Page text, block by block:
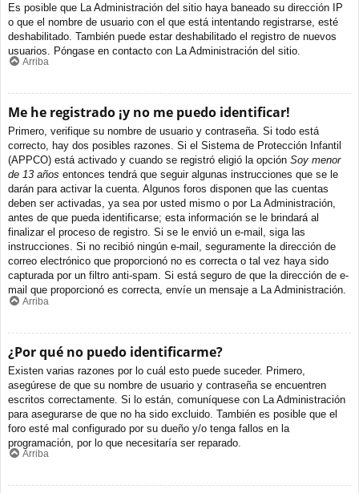
Es posible que La Administración del sitio haya baneado su dirección IP
o que el nombre de usuario con el que está intentando registrarse, esté
deshabilitado. También puede estar deshabilitado el registro de nuevos
usuarios. Póngase en contacto con La Administración del sitio.
Arriba
Me he registrado ¡y no me puedo identificar!
Primero, verifique su nombre de usuario y contraseña. Si todo está
correcto, hay dos posibles razones. Si el Sistema de Protección Infantil
(APPCO) está activado y cuando se registró eligió la opción Soy menor
de 13 años entonces tendrá que seguir algunas instrucciones que se le
darán para activar la cuenta. Algunos foros disponen que las cuentas
deben ser activadas, ya sea por usted mismo o por La Administración,
antes de que pueda identificarse; esta información se le brindará al
finalizar el proceso de registro. Si se le envió un e-mail, siga las
instrucciones. Si no recibió ningún e-mail, seguramente la dirección de
correo electrónico que proporcionó no es correcta o tal vez haya sido
capturada por un filtro anti-spam. Si está seguro de que la dirección de e-
mail que proporcionó es correcta, envíe un mensaje a La Administración.
Arriba
¿Por qué no puedo identificarme?
Existen varias razones por lo cuál esto puede suceder. Primero,
asegúrese de que su nombre de usuario y contraseña se encuentren
escritos correctamente. Si lo están, comuníquese con La Administración
para asegurarse de que no ha sido excluido. También es posible que el
foro esté mal configurado por su dueño y/o tenga fallos en la
programación, por lo que necesitaría ser reparado.
Arriba